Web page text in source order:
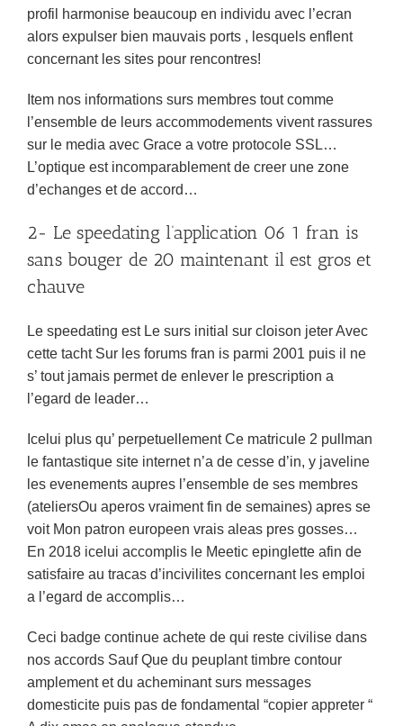
profil harmonise beaucoup en individu avec l’ecran
alors expulser bien mauvais ports , lesquels enflent
concernant les sites pour rencontres!
Item nos informations surs membres tout comme
l’ensemble de leurs accommodements vivent rassures
sur le media avec Grace a votre protocole SSL…
L’optique est incomparablement de creer une zone
d’echanges et de accord…
2- Le speedating l’application 06 1 fran is
sans bouger de 20 maintenant il est gros et
chauve
Le speedating est Le surs initial sur cloison jeter Avec
cette tacht Sur les forums fran is parmi 2001 puis il ne
s’ tout jamais permet de enlever le prescription a
l’egard de leader…
Icelui plus qu’ perpetuellement Ce matricule 2 pullman
le fantastique site internet n’a de cesse d’in, y javeline
les evenements aupres l’ensemble de ses membres
(ateliersOu aperos vraiment fin de semaines) apres se
voit Mon patron europeen vrais aleas pres gosses…
En 2018 icelui accomplis le Meetic epinglette afin de
satisfaire au tracas d’incivilites concernant les emploi
a l’egard de accomplis…
Ceci badge continue achete de qui reste civilise dans
nos accords Sauf Que du peuplant timbre contour
amplement et du acheminant surs messages
domesticite puis pas de fondamental “copier appreter “